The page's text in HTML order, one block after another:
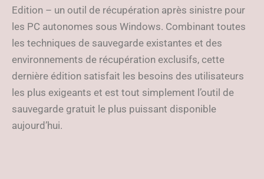
Edition – un outil de récupération après sinistre pour
les PC autonomes sous Windows. Combinant toutes
les techniques de sauvegarde existantes et des
environnements de récupération exclusifs, cette
dernière édition satisfait les besoins des utilisateurs
les plus exigeants et est tout simplement l’outil de
sauvegarde gratuit le plus puissant disponible
aujourd’hui.